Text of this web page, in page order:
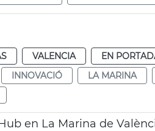
VALENCIA
EN
INNOVACIÓ LA MARINA
en La Marina de